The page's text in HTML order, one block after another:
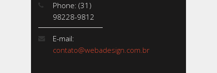
Phone: (31)
98228-9812
E-mail:
contato@webadesign.com.br